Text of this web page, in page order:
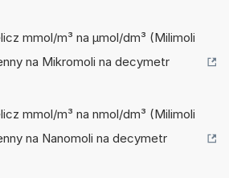
mmol/m³ na µmol/dm³ (Milimoli
na Mikromoli na decymetr
mmol/m³ na nmol/dm³ (Milimoli
na Nanomoli na decymetr